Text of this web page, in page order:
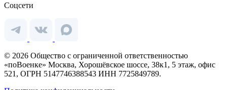
Соцсети
© 2026 Общество с ограниченной ответственностью
«поВоенке» Москва, Хорошёвское шоссе, 38к1, 5 этаж, офис
521, ОГРН 5147746388543 ИНН 7725849789.